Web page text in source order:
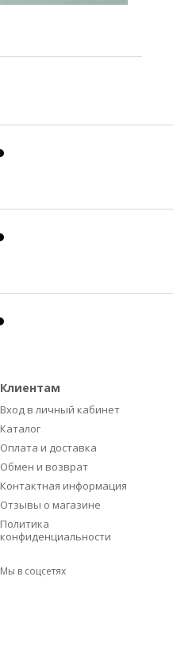
Клиентам
Вход в личный кабинет
Каталог
Оплата и доставка
Обмен и возврат
Контактная информация
Отзывы о магазине
Политика
конфиденциальности
Мы в соцсетях